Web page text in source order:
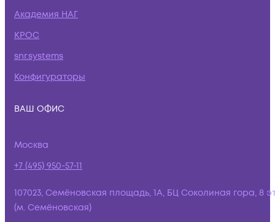
Академия НАГ
КРОС
snr.systems
Конфигураторы
ВАШ ОФИС
Москва
+7 (495) 950-57-11
107023, Семёновская площадь, 1А, БЦ Соколиная гора, 8
(м. Семёновская)